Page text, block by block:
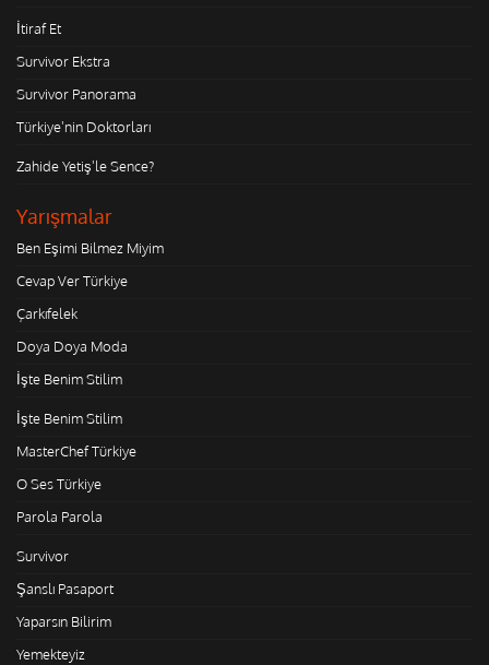
İtiraf Et
Survivor Ekstra
Survivor Panorama
Türkiye'nin Doktorları
Zahide Yetiş'le Sence?
Yarışmalar
Ben Eşimi Bilmez Miyim
Cevap Ver Türkiye
Çarkıfelek
Doya Doya Moda
İşte Benim Stilim
İşte Benim Stilim
MasterChef Türkiye
O Ses Türkiye
Parola Parola
Survivor
Şanslı Pasaport
Yaparsın Bilirim
Yemekteyiz